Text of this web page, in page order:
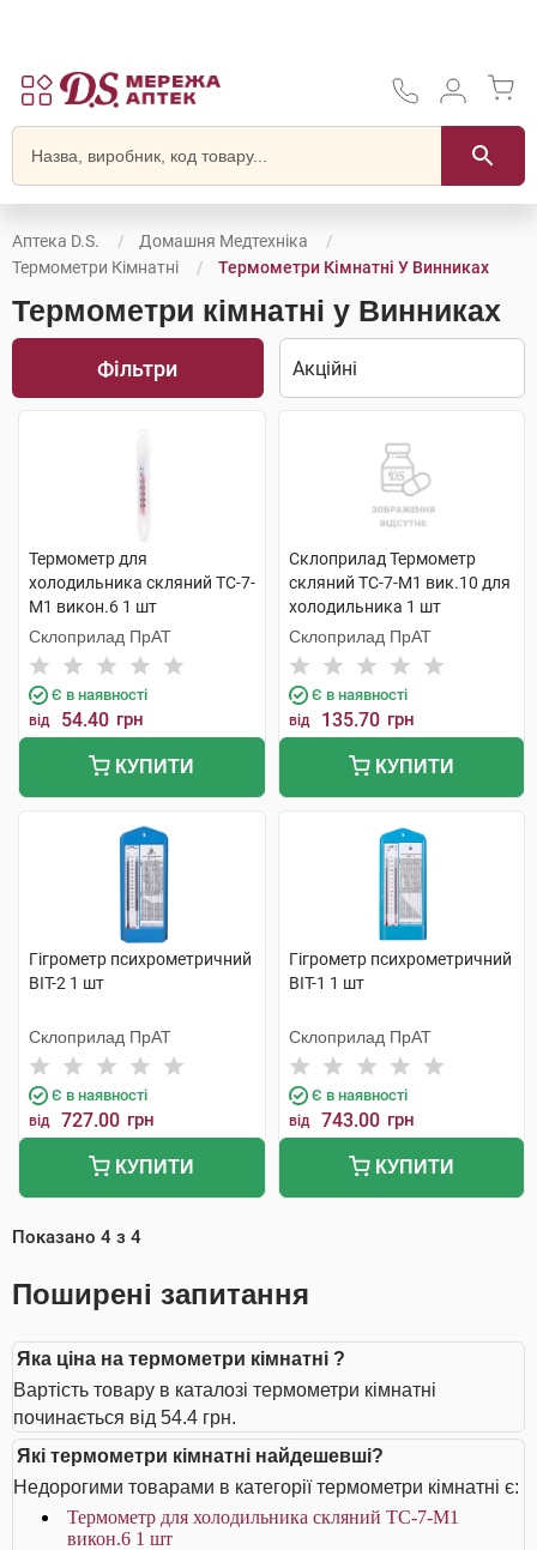
Аптека D.S.
Домашня Медтехніка
Термометри Кімнатні
Термометри Кімнатні У Винниках
Термометри кімнатні у Винниках
Фільтри
Термометр для
холодильника скляний ТС-7-
М1 викон.6 1 шт
Склоприлад ПрАТ
Є в наявності
від 54.40 грн
КУПИТИ
Склоприлад Термометр
скляний ТС-7-М1 вик.10 для
холодильника 1 шт
Склоприлад ПрАТ
Є в наявності
від 135.70 грн
КУПИТИ
Гігрометр психрометричний
ВІТ-2 1 шт
Склоприлад ПрАТ
Є в наявності
від 727.00 грн
КУПИТИ
Гігрометр психрометричний
ВІТ-1 1 шт
Склоприлад ПрАТ
Є в наявності
від 743.00 грн
КУПИТИ
Показано 4 з 4
Поширені запитання
Яка ціна на термометри кімнатні ?
Вартість товару в каталозі термометри кімнатні
починається від 54.4 грн.
Які термометри кімнатні найдешевші?
Недорогими товарами в категорії термометри кімнатні є:
Термометр для холодильника скляний ТС-7-М1
викон.6 1 шт